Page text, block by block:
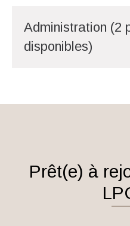
Administration (2
disponibles)
Prêt(e) à